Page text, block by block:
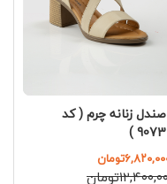
صندل زنانه چرم ( کد
9073 )